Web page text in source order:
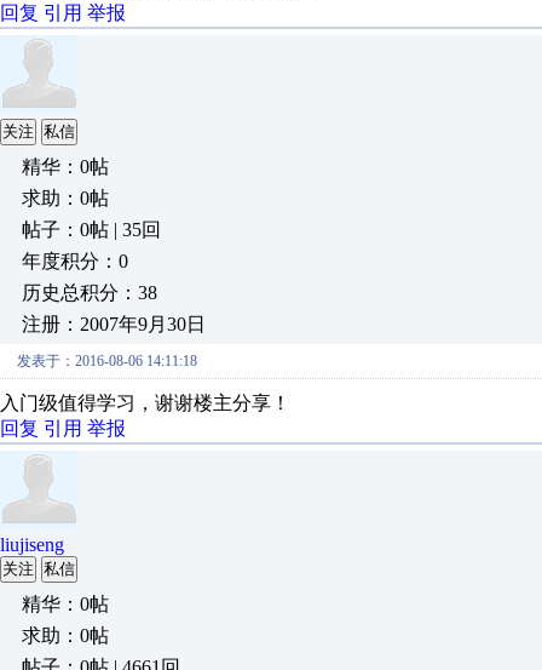
回复 引用 举报
关注 私信
精华：0帖
求助：0帖
帖子：0帖 | 35回
年度积分：0
历史总积分：38
注册：2007年9月30日
发表于：2016-08-06 14:11:18
入门级值得学习，谢谢楼主分享！
回复 引用 举报
liujiseng
关注 私信
精华：0帖
求助：0帖